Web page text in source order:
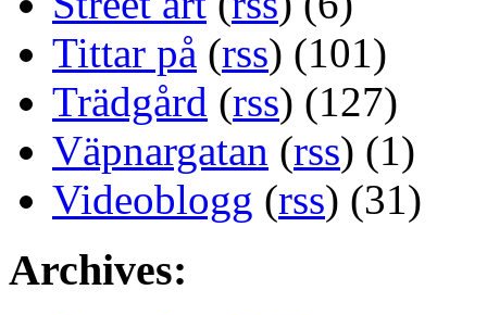
Tittar på (rss) (101)
Trädgård (rss) (127)
Väpnargatan (rss) (1)
Videoblogg (rss) (31)
Archives: